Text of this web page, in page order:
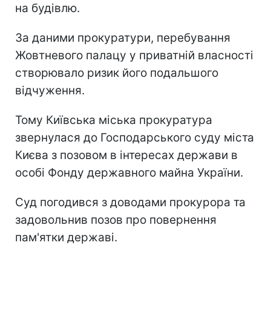
на будівлю.
За даними прокуратури, перебування
Жовтневого палацу у приватній власності
створювало ризик його подальшого
відчуження.
Тому Київська міська прокуратура
звернулася до Господарського суду міста
Києва з позовом в інтересах держави в
особі Фонду державного майна України.
Суд погодився з доводами прокурора та
задовольнив позов про повернення
пам'ятки державі.